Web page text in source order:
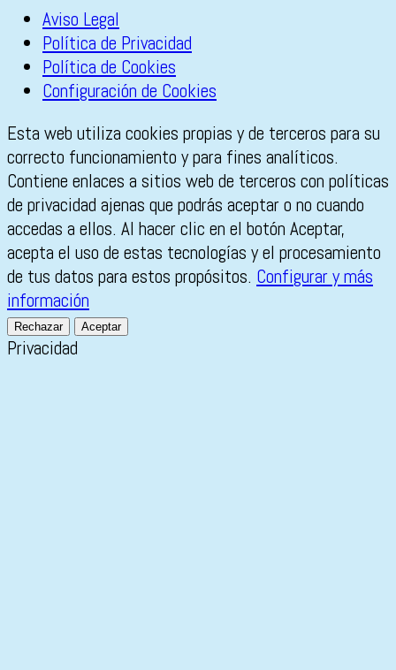
Aviso Legal
Política de Privacidad
Política de Cookies
Configuración de Cookies
Esta web utiliza cookies propias y de terceros para su
correcto funcionamiento y para fines analíticos.
Contiene enlaces a sitios web de terceros con políticas
de privacidad ajenas que podrás aceptar o no cuando
accedas a ellos. Al hacer clic en el botón Aceptar,
acepta el uso de estas tecnologías y el procesamiento
de tus datos para estos propósitos. Configurar y más
información
Rechazar Aceptar
Privacidad